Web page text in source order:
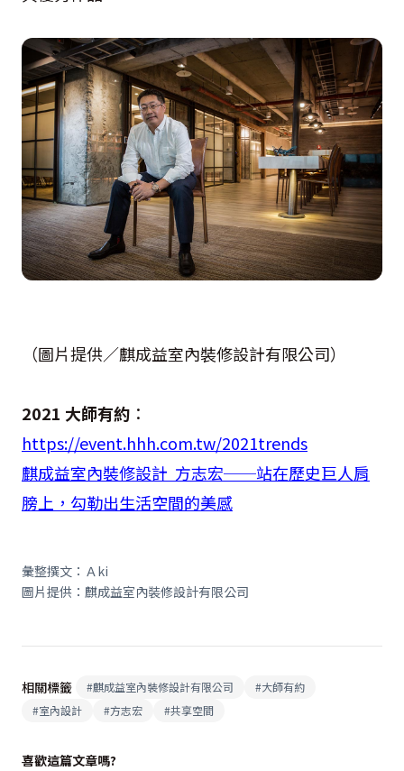
（圖片提供／麒成益室內裝修設計有限公司）
2021 大師有約 ：
https://event.hhh.com.tw/2021trends
麒成益室內裝修設計 方志宏──站在歷史巨人肩
膀上，勾勒出生活空間的美感
彙整撰文：Ａki
圖片提供：麒成益室內裝修設計有限公司
相關標籤 #麒成益室內裝修設計有限公司 #大師有約
#室內設計 #方志宏 #共享空間
喜歡這篇文章嗎?